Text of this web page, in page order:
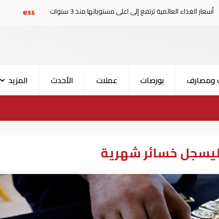
ترتفع إلى اعلى مستوياتها منذ 3 سنوات حدث في العالم|
ومصارف بورصات عملات الأحدث
المزيد
ليسجل خسائر شهرية